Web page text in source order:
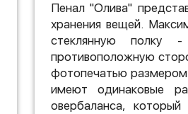
Пенал "Олива"
хранения вещей.
стеклянную полку
противоположную
фотопечатью размером
имеют одинаковые
овербаланса,